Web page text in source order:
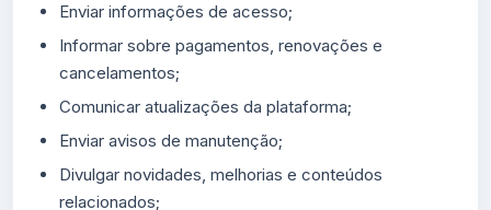
Enviar informações de acesso;
Informar sobre pagamentos, renovações e
cancelamentos;
Comunicar atualizações da plataforma;
Enviar avisos de manutenção;
Divulgar novidades, melhorias e conteúdos
relacionados;